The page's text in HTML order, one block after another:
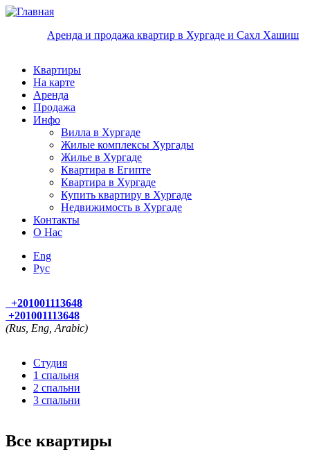
Перейти к основному содержанию
Аренда и продажа квартир в Хургаде и Сахл Хашиш
Квартиры
На карте
Аренда
Продажа
Инфо
Вилла в Хургаде
Жилые комплексы Хургады
Жилье в Хургаде
Квартира в Египте
Квартира в Хургаде
Купить квартиру в Хургаде
Недвижимость в Хургаде
Контакты
О Нас
Eng
Руc
+201001113648
+201001113648
(Rus, Eng, Arabic)
Студия
1 спальня
2 спальни
3 спальни
Все квартиры